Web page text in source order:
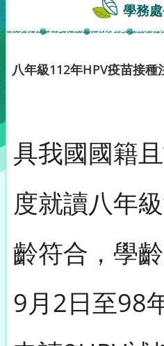
學務
八年級112年HPV疫苗接種
具我國國籍
度就讀八年
齡符合，學
9月2日至98